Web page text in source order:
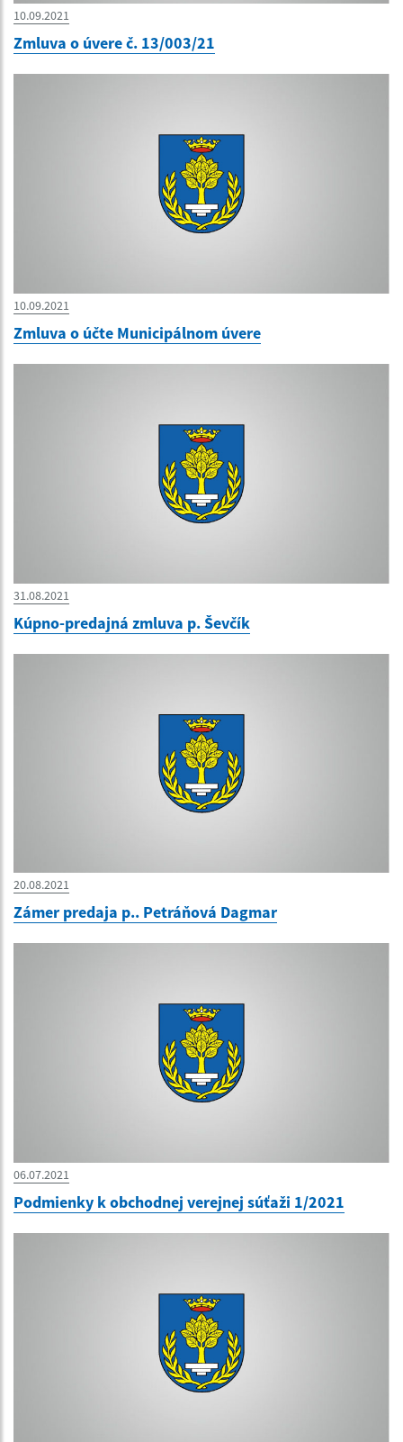
10.09.2021
Zmluva o úvere č. 13/003/21
10.09.2021
Zmluva o účte Municipálnom úvere
31.08.2021
Kúpno-predajná zmluva p. Ševčík
20.08.2021
Zámer predaja p.. Petráňová Dagmar
06.07.2021
Podmienky k obchodnej verejnej súťaži 1/2021